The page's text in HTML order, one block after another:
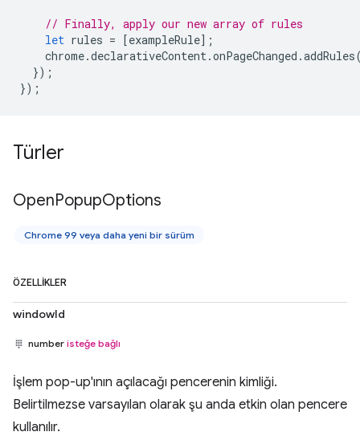
// Finally, apply our new array of rules
let rules = [exampleRule];
chrome.declarativeContent.onPageChanged .addRules
});
});
Türler
OpenPopupOptions
Chrome 99 veya daha yeni bir sürüm
ÖZELLIKLER
windowId
number isteğe bağlı
İşlem pop-up'ının açılacağı pencerenin kimliği.
Belirtilmezse varsayılan olarak şu anda etkin olan pencere
kullanılır.